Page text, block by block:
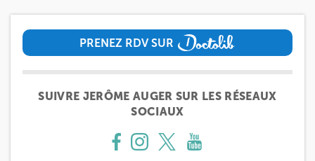
PRENEZ RDV SUR
PRENEZ RDV SUR
SUIVRE JERÔME AUGER SUR LES RÉSEAUX
SOCIAUX
199 Bd Saint-Germain 75007 Paris
199 Bd Saint-Germain 75007 Paris
01 43 25 10 20
Prenez RDV sur
Prenez RDV sur
IK BOIS COLOMBES